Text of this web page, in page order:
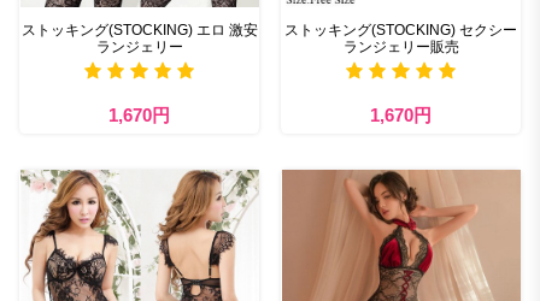
ストッキング(STOCKING) エロ 激安
ランジェリー
1,670円
ストッキング(STOCKING) セクシー
ランジェリー販売
1,670円